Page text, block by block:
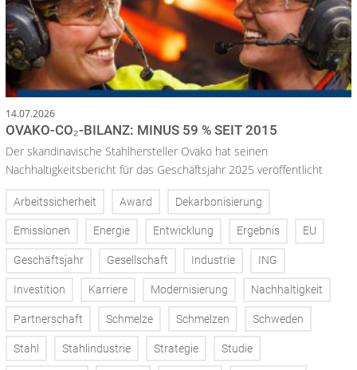
14.07.2026
OVAKO-CO₂-BILANZ: MINUS 59 % SEIT 2015
Der skandinavische Stahlhersteller Ovako hat seinen
Nachhaltigkeitsbericht für das Geschäftsjahr 2025 veröffentlicht
Arbeitssicherheit Award Dekarbonisierung
Emissionen Energie Entwicklung Ergebnis EU
Geschäftsjahr Gesellschaft Industrie ING
Investition Karriere Modernisierung Nachhaltigkeit
Partnerschaft Schmelze Schmelzen Schweden
Stahl Stahlindustrie Strategie Studie